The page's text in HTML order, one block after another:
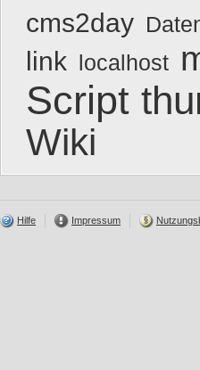
cms2day
link localhost
Script
Wiki
Hilfe Impressum